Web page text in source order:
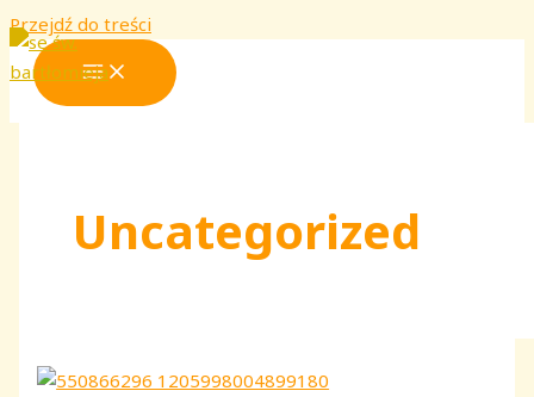
Przejdź do treści
Uncategorized